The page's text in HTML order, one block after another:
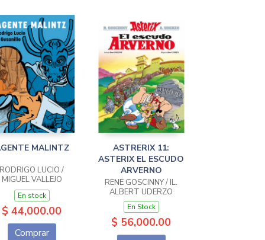
MALINTZ
RODRIGO LUCIO /
MIGUEL VALLEJO
"GUSANILLO"
En stock
$ 44,000.00
Comprar
ASTRERIX 11:
ASTERIX EL ESCUDO
ARVERNO
RENÉ GOSCINNY / IL.
ALBERT UDERZO
En Stock
$ 56,000.00